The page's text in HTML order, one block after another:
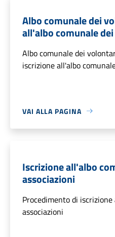
Albo comunale dei
all'albo comunale
Albo comunale dei
iscrizione all'albo
VAI ALLA PAGINA
Iscrizione all'albo
associazioni
Procedimento di
associazioni